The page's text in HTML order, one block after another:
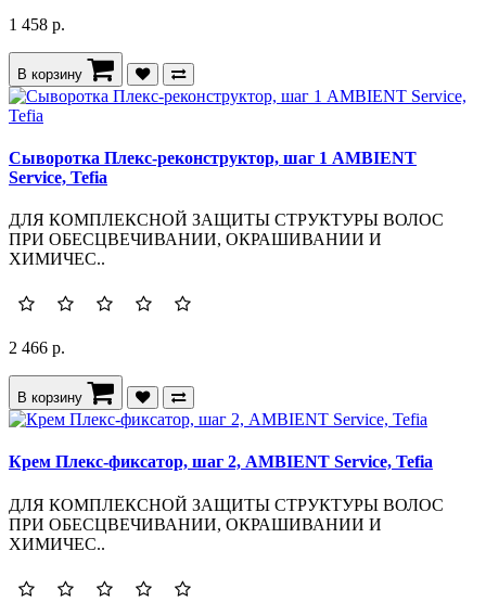
1 458 р.
В корзину
Сыворотка Плекс-реконструктор, шаг 1 AMBIENT
Service, Tefia
ДЛЯ КОМПЛЕКСНОЙ ЗАЩИТЫ СТРУКТУРЫ ВОЛОС
ПРИ ОБЕСЦВЕЧИВАНИИ, ОКРАШИВАНИИ И
ХИМИЧЕС..
2 466 р.
В корзину
Крем Плекс-фиксатор, шаг 2, AMBIENT Service, Tefia
ДЛЯ КОМПЛЕКСНОЙ ЗАЩИТЫ СТРУКТУРЫ ВОЛОС
ПРИ ОБЕСЦВЕЧИВАНИИ, ОКРАШИВАНИИ И
ХИМИЧЕС..